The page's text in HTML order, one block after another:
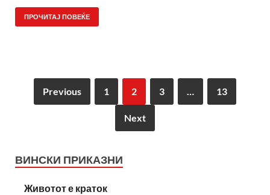
ПРОЧИТАЈ ПОВЕЌЕ
Previous 1 2 3 … 13
Next
ВИНСКИ ПРИКАЗНИ
Животот е краток